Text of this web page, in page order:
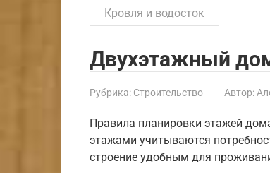
Кровля и водосток
Двухэтажный
Рубрика: Строительство Автор:
Правила планировки этажей
этажами учитываются
строение удобным для